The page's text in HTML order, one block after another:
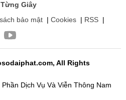
Giây
bảo mật | Cookies | RSS |
All Rights
Dịch Vụ Và Viễn Thông Nam